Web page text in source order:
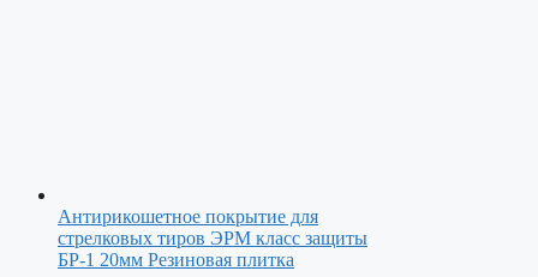
Антирикошетное покрытие для
стрелковых тиров ЭРМ класс защиты
БР-1 20мм Резиновая плитка